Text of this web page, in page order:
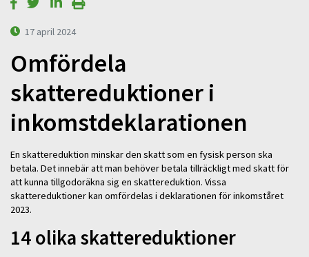
17 april 2024
Omfördela
skattereduktioner i
inkomstdeklarationen
En skattereduktion minskar den skatt som en fysisk person ska
betala. Det innebär att man behöver betala tillräckligt med skatt för
att kunna tillgodoräkna sig en skattereduktion. Vissa
skattereduktioner kan omfördelas i deklarationen för inkomståret
2023.
14 olika skattereduktioner